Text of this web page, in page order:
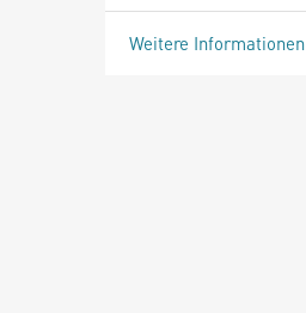
Weitere Informationen